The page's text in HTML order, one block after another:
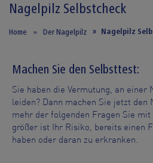
Nagelpilz Selbstcheck
Home Der Nagelpilz Nagelpilz
Machen Sie den Selbsttest:
Sie haben die Vermutung, an einer
leiden? Dann machen Sie jetzt den
mehr der folgenden Fragen Sie
größer ist Ihr Risiko, bereits einen
haben oder daran zu erkranken.